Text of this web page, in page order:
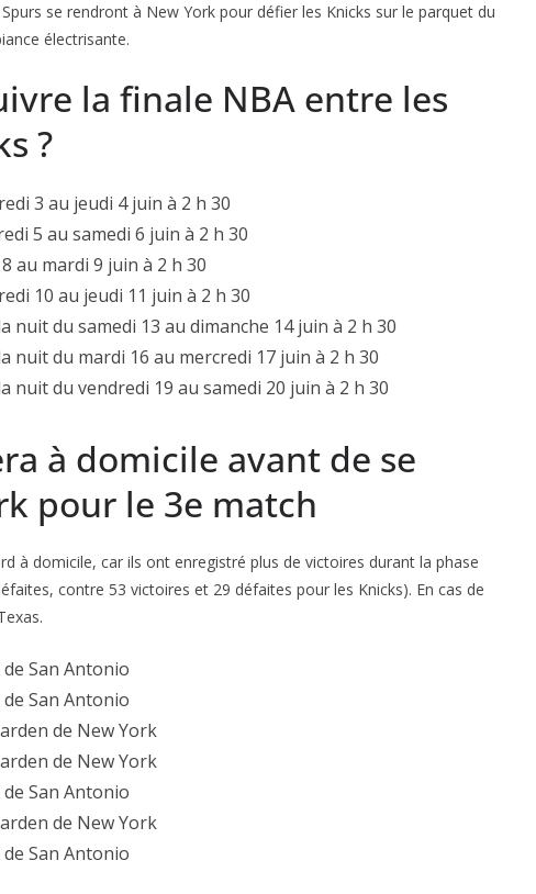
se rendront à New York pour défier les Knicks sur le parquet du
électrisante.
la finale NBA entre les
?
3 au jeudi 4 juin à 2 h 30
5 au samedi 6 juin à 2 h 30
au mardi 9 juin à 2 h 30
10 au jeudi 11 juin à 2 h 30
nuit du samedi 13 au dimanche 14 juin à 2 h 30
nuit du mardi 16 au mercredi 17 juin à 2 h 30
nuit du vendredi 19 au samedi 20 juin à 2 h 30
à domicile avant de se
pour le 3e match
à domicile, car ils ont enregistré plus de victoires durant la phase
contre 53 victoires et 29 défaites pour les Knicks). En cas de
San Antonio
San Antonio
de New York
de New York
San Antonio
de New York
San Antonio